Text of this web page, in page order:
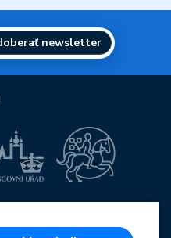
newsletter
konkurencieschopnosť